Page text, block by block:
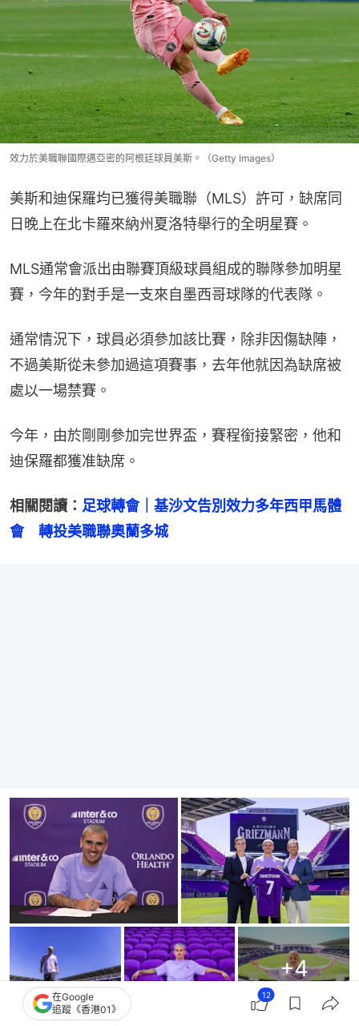
效力於美職聯國際邁亞密的阿根廷球員美斯。（Getty Images）
美斯和迪保羅均已獲得美職聯（MLS）許可，缺席同
日晚上在北卡羅來納州夏洛特舉行的全明星賽。
MLS通常會派出由聯賽頂級球員組成的聯隊參加明星
賽，今年的對手是一支來自墨西哥球隊的代表隊。
通常情況下，球員必須參加該比賽，除非因傷缺陣，
不過美斯從未參加過這項賽事，去年他就因為缺席被
處以一場禁賽。
今年，由於剛剛參加完世界盃，賽程銜接緊密，他和
迪保羅都獲准缺席。
相關閱讀： 足球轉會｜基沙文告別效力多年西甲馬體
會　轉投美職聯奧蘭多城
+4
在Google
追蹤《香港01》
12